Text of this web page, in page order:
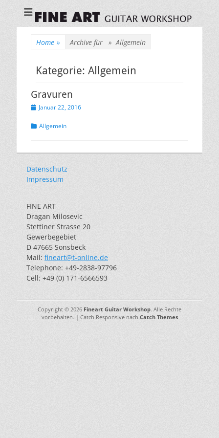
Fineart Guitar
Home » Archive für »Allgemein
Kategorie: Allgemein
Gravuren
Veröffentlicht
Januar 22, 2016
Kategorien
Allgemein
Datenschutz
Impressum
FINE ART
Dragan Milosevic
Stettiner Strasse 20
Gewerbegebiet
D 47665 Sonsbeck
Mail: fineart@t-online.de
Telephone: +49-2838-97796
Cell: +49 (0) 171-6566593
Copyright © 2026 Fineart Guitar Workshop. Alle Rechte
vorbehalten. | Catch Responsive nach Catch Themes